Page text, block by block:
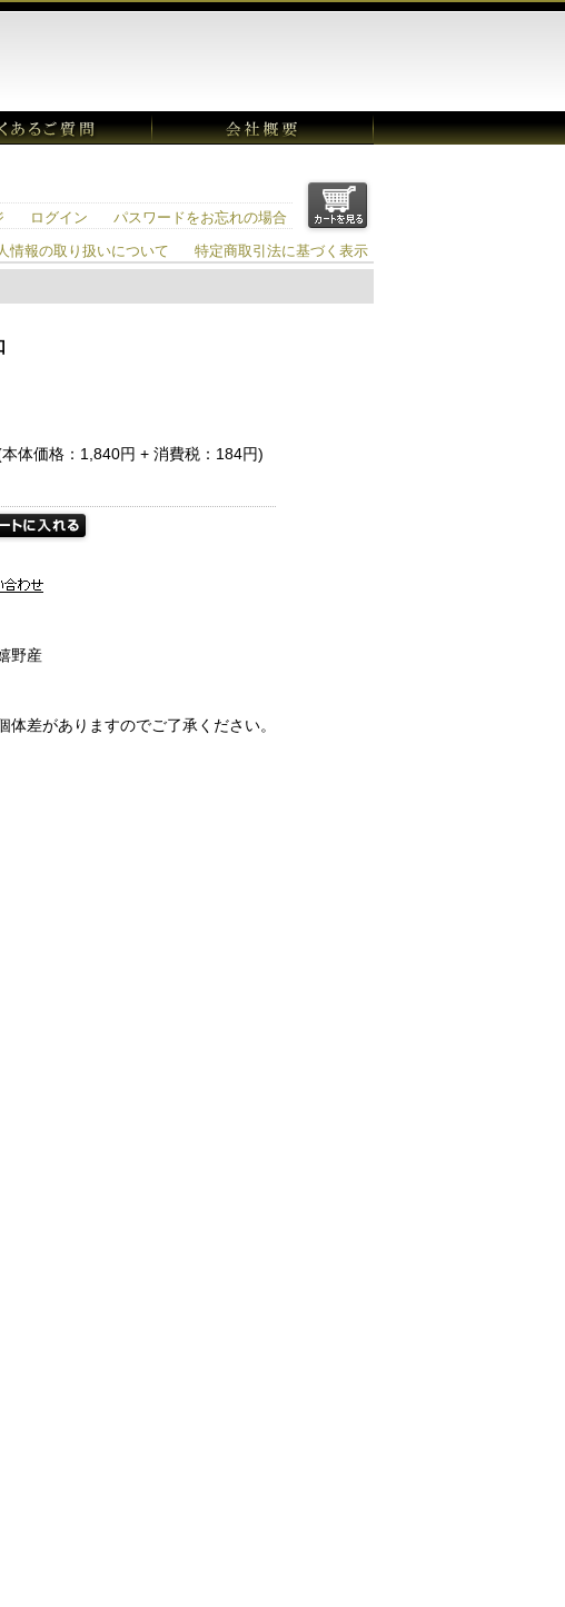
ログイン パスワードをお忘れの場合
情報の取り扱いについて 特定商取引法に基づく表示
体価格：1,840円 + 消費税：184円)
野産
体差がありますのでご了承ください。